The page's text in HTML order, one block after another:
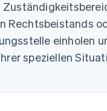
Rechtsbeistands
einholen
speziellen